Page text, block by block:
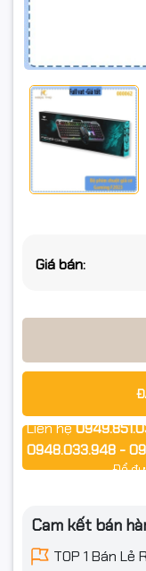
Giá bán:
Liên hệ
0948.033.948 -
Để
Cam kết bán
TOP 1 Bán Lẻ
phải, cuộn, DPI, phụ
Dáng chuột gaming
Dây USB 2.0 – tín
📌 Thông số kỹ thuật
Model: AULA F2023
Kết nối: Có dây USB 2.0
Màu keycap: Đen
Đèn nền: LED
ứng theo âm thanh
Số lượng phím: 104
Trọng lượng: ~562 g
Kích thước: 457,82 x